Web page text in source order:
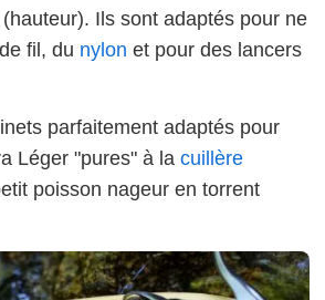
Ils sont adaptés pour ne
fil, du nylon et pour des lancers
parfaitement adaptés pour
Léger "pures" à la cuillère
poisson nageur en torrent